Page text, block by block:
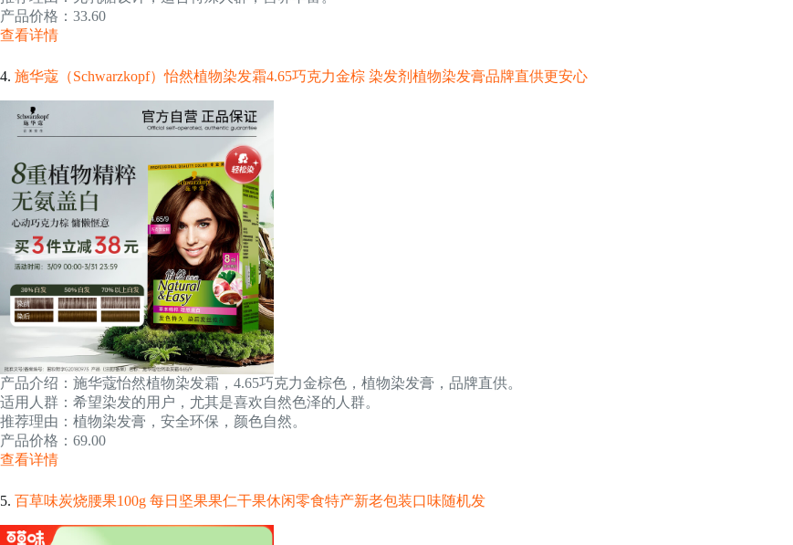
产品价格：33.60
查看详情
4. 施华蔻（Schwarzkopf）怡然植物染发霜4.65巧克力金棕 染发剂植物染发膏品牌直供更安心
产品介绍：施华蔻怡然植物染发霜，4.65巧克力金棕色，植物染发膏，品牌直供。
适用人群：希望染发的用户，尤其是喜欢自然色泽的人群。
推荐理由：植物染发膏，安全环保，颜色自然。
产品价格：69.00
查看详情
5. 百草味炭烧腰果100g 每日坚果果仁干果休闲零食特产新老包装口味随机发